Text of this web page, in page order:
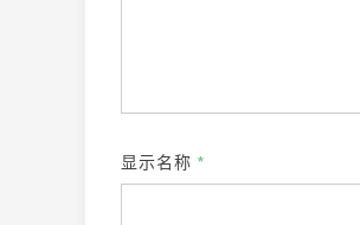
显示名称 *